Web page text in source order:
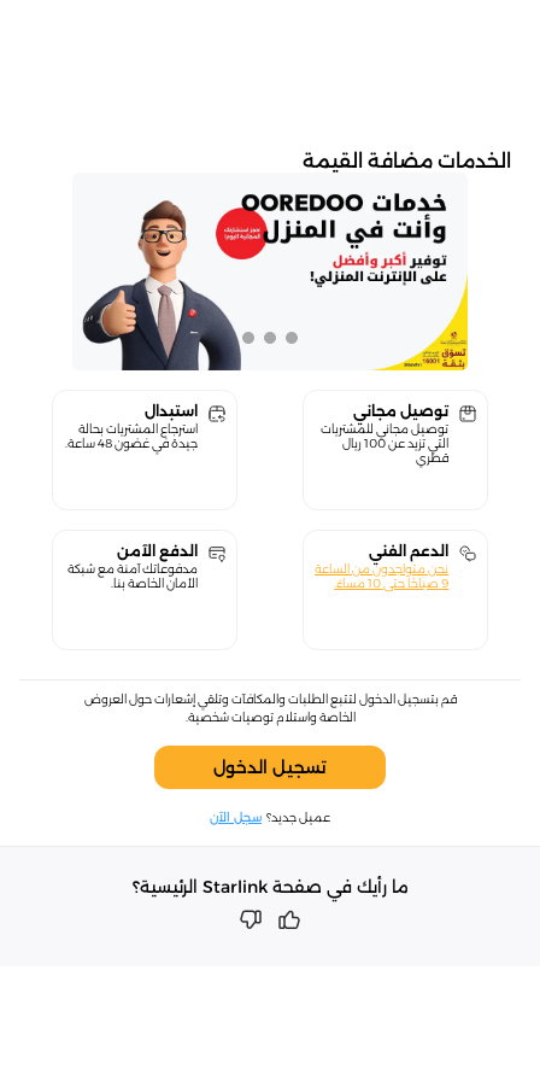
الخدمات مضافة القيمة
توصيل مجاني
توصيل مجاني للمشتريات
التي تزيد عن 100 ريال
قطري
استبدال
استرجاع المشتريات بحالة
جيدة في غضون 48 ساعة.
الدعم الفني
نحن متواجدون من الساعة
9 صباحًا حتى 10 مساءً.
الدفع الآمن
مدفوعاتك آمنة مع شبكة
الأمان الخاصة بنا.
قم بتسجيل الدخول لتتبع الطلبات والمكافآت وتلقي إشعارات حول العروض
الخاصة واستلام توصيات شخصية.
تسجيل الدخول
عميل جديد؟ سجل الآن
ما رأيك في صفحة Starlink الرئيسية؟